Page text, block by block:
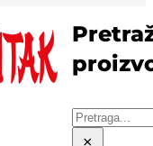
Pretraga
×